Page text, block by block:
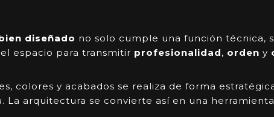
diseñado no solo cumple una función técnica,
espacio para transmitir profesionalidad, orden y
colores y acabados se realiza de forma
La arquitectura se convierte así en una